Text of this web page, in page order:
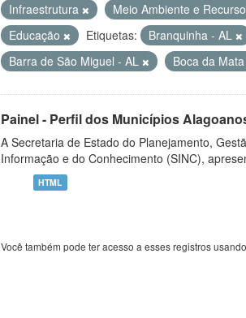
Infraestrutura
Meio Ambiente e
Educação
Etiquetas: Branquinha - AL
Barra de São Miguel - AL
Boca da
Painel - Perfil dos Municípios
A Secretaria de Estado do Planejamento,
Informação e do Conhecimento (SINC),
HTML
Você também pode ter acesso a esses registros